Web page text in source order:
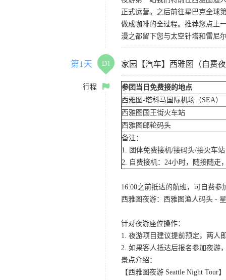
正式运营。之后前往星巴克全球
做成咖啡的全过程。推荐您点上
漫之都留下您与太空针塔和雷尼
第1天 D1 家园【汽车】西雅图（自费
行程
参团当日免费接的地点
西雅图-塔科马国际机场（SEA）
西雅图国王街火车站
西雅图邮轮码头
备注：
1. 团体免费接机/接码头/接火车
2. 自费接机：24小时，随接随走
16:00之前抵达的航班，可自费参
西雅图夜游：西雅图渔人码头 -
针对夜游座位操作：
1. 夜游项目建议提前预定，两人
2. 如果客人抵达后报名参加夜游
景点介绍：
【西雅图夜游 Seattle Night Tour】